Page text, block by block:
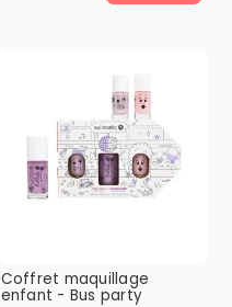
Coffret maquillage
enfant - Bus party